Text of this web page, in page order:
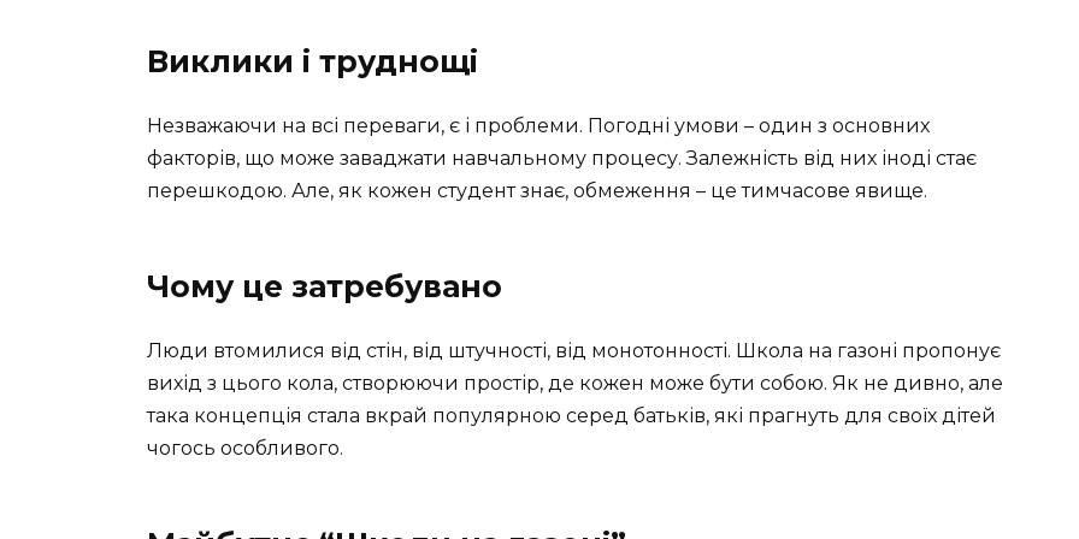
Виклики і труднощі
Незважаючи на всі переваги, є і проблеми. Погодні умови – один з основних
факторів, що може заваджати навчальному процесу. Залежність від них іноді стає
перешкодою. Але, як кожен студент знає, обмеження – це тимчасове явище.
Чому це затребувано
Люди втомилися від стін, від штучності, від монотонності. Школа на газоні пропонує
вихід з цього кола, створюючи простір, де кожен може бути собою. Як не дивно, але
така концепція стала вкрай популярною серед батьків, які прагнуть для своїх дітей
чогось особливого.